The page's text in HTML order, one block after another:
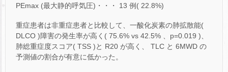
PEmax (最大静的呼気圧)・・・ 13 例( 22.8%)
重症患者は非重症患者と比較して、一酸化炭素の肺拡散能(
DLCO )障害の発生率が高く( 75.6% vs 42.5% 、p=0.019 )、
肺総重症度スコア( TSS )と R20 が高く、 TLC と 6MWD の
予測値の割合が有意に低かった。